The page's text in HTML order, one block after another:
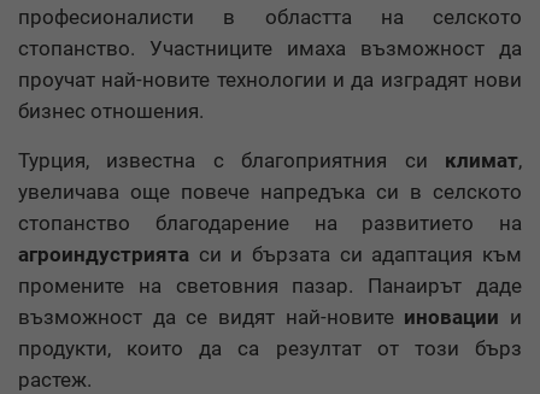
професионалисти в областта на селското
стопанство. Участниците имаха възможност да
проучат най-новите технологии и да изградят нови
бизнес отношения.
Турция, известна с благоприятния си климат,
увеличава още повече напредъка си в селското
стопанство благодарение на развитието на
агроиндустрията си и бързата си адаптация към
промените на световния пазар. Панаирът даде
възможност да се видят най-новите иновации и
продукти, които да са резултат от този бърз
растеж.